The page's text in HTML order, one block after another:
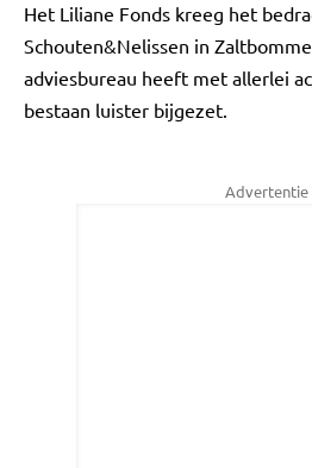
Het Liliane Fonds kreeg het
Schouten&Nelissen in
adviesbureau heeft met allerlei
bestaan luister bijgezet.
Advertentie